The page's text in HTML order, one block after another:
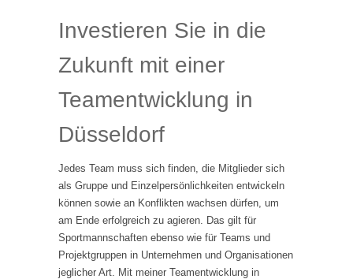
Investieren Sie in die
Zukunft mit einer
Teamentwicklung in
Düsseldorf
Jedes Team muss sich finden, die Mitglieder sich
als Gruppe und Einzelpersönlichkeiten entwickeln
können sowie an Konflikten wachsen dürfen, um
am Ende erfolgreich zu agieren. Das gilt für
Sportmannschaften ebenso wie für Teams und
Projektgruppen in Unternehmen und Organisationen
jeglicher Art. Mit meiner Teamentwicklung in